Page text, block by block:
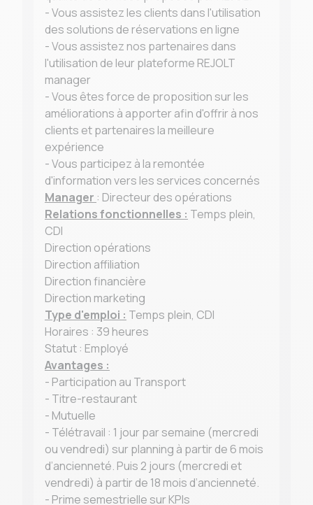
- Vous assistez les clients dans l'utilisation
des solutions de réservations en ligne
- Vous assistez nos partenaires dans
l'utilisation de leur plateforme REJOLT
manager
- Vous êtes force de proposition sur les
améliorations à apporter afin d'offrir à nos
clients et partenaires la meilleure
expérience
- Vous participez à la remontée
d'information vers les services concernés
Manager : Directeur des opérations
Relations fonctionnelles : Temps plein,
CDI
Direction opérations
Direction affiliation
Direction financière
Direction marketing
Type d'emploi : Temps plein, CDI
Horaires : 39 heures
Statut : Employé
Avantages :
- Participation au Transport
- Titre-restaurant
- Mutuelle
- Télétravail : 1 jour par semaine (mercredi
ou vendredi) sur planning à partir de 6 mois
d’ancienneté. Puis 2 jours (mercredi et
vendredi) à partir de 18 mois d’ancienneté.
- Prime semestrielle sur KPIs